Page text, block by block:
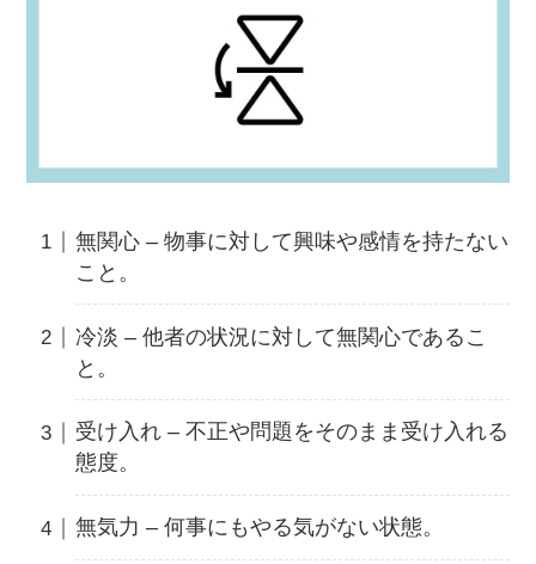
無関心 – 物事に対して興味や感情を持たない
こと。
冷淡 – 他者の状況に対して無関心であるこ
と。
受け入れ – 不正や問題をそのまま受け入れる
態度。
無気力 – 何事にもやる気がない状態。